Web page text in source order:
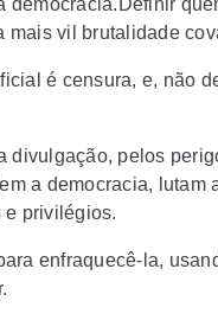
democracia.Definir
mais vil brutalidade
é censura, e, não
divulgação, pelos
a democracia, lutam
e privilégios.
enfraquecê-la,